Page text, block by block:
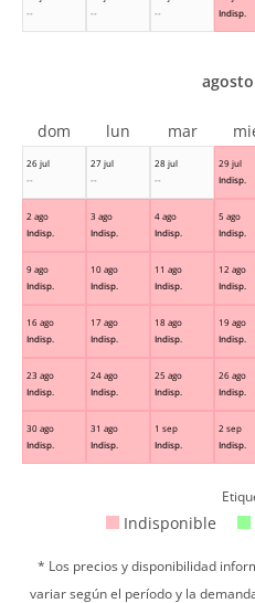
--
--
--
Indisp.
26 jul
--
27 jul
--
28 jul
--
29 jul
Indisp.
2 ago
Indisp.
3 ago
Indisp.
4 ago
Indisp.
5 ago
Indisp.
9 ago
Indisp.
10 ago
Indisp.
11 ago
Indisp.
12 ago
Indisp.
16 ago
Indisp.
17 ago
Indisp.
18 ago
Indisp.
19 ago
Indisp.
23 ago
Indisp.
24 ago
Indisp.
25 ago
Indisp.
26 ago
Indisp.
30 ago
Indisp.
31 ago
Indisp.
1 sep
Indisp.
2 sep
Indisp.
dom lun mar
Indisponible
* Los precios y disponibilidad
variar según el período y la